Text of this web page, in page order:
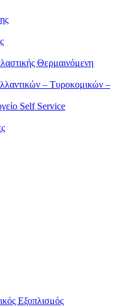
Θερμαινόμενη
– Τυροκομικών –
Self Service
Εξοπλισμός